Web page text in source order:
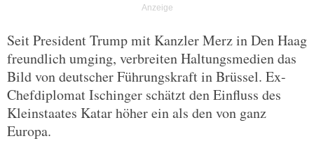
Seit President Trump mit Kanzler Merz in Den Haag
freundlich umging, verbreiten Haltungsmedien das
Bild von deutscher Führungskraft in Brüssel. Ex-
Chefdiplomat Ischinger schätzt den Einfluss des
Kleinstaates Katar höher ein als den von ganz
Europa.